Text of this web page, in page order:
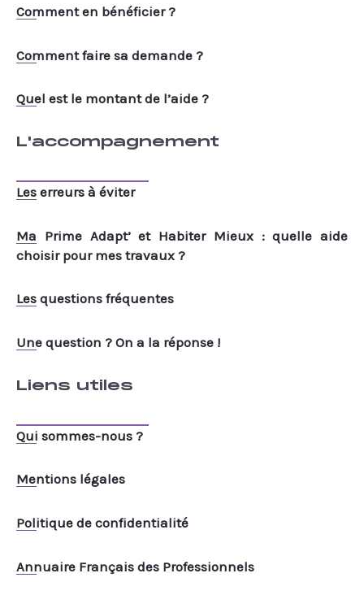
Comment en bénéficier ?
Comment faire sa demande ?
Quel est le montant de l’aide ?
L'accompagnement
Les erreurs à éviter
Ma Prime Adapt’ et Habiter Mieux : quelle aide
choisir pour mes travaux ?
Les questions fréquentes
Une question ? On a la réponse !
Liens utiles
Qui sommes-nous ?
Mentions légales
Politique de confidentialité
Annuaire Français des Professionnels